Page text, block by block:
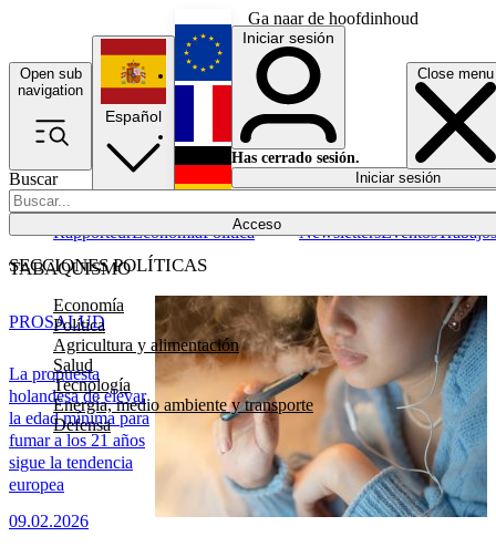
Ga naar de hoofdinhoud
Open sub
navigation
Close menu
Buscar
Acceso
SECCIONES POLÍTICAS
Economía
Política
Agricultura y alimentación
Salud
Tecnología
Energía, medio ambiente y transporte
Defensa
RapporteurEconomíaPolítica NewslettersEventosTrabajos
Español
English
Français
Iniciar sesión
Has cerrado sesión.
Iniciar sesión
TABAQUISMO
La propuesta
holandesa de elevar
la edad mínima para
fumar a los 21 años
sigue la tendencia
europea
09.02.2026
PROSALUD